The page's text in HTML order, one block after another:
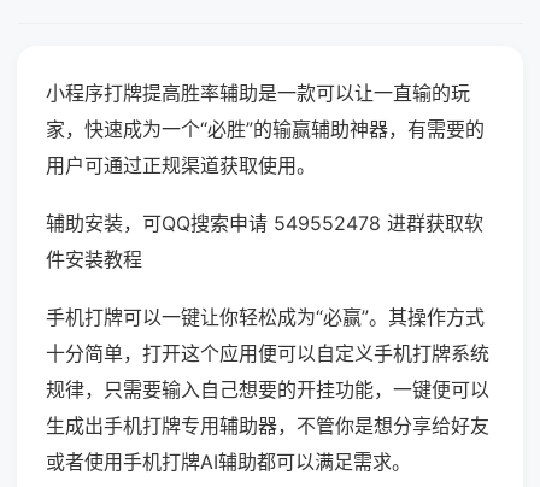
小程序打牌提高胜率辅助是一款可以让一直输的玩
家，快速成为一个“必胜”的输赢辅助神器，有需要的
用户可通过正规渠道获取使用。
辅助安装，可QQ搜索申请 549552478 进群获取软
件安装教程
手机打牌可以一键让你轻松成为“必赢”。其操作方式
十分简单，打开这个应用便可以自定义手机打牌系统
规律，只需要输入自己想要的开挂功能，一键便可以
生成出手机打牌专用辅助器，不管你是想分享给好友
或者使用手机打牌AI辅助都可以满足需求。